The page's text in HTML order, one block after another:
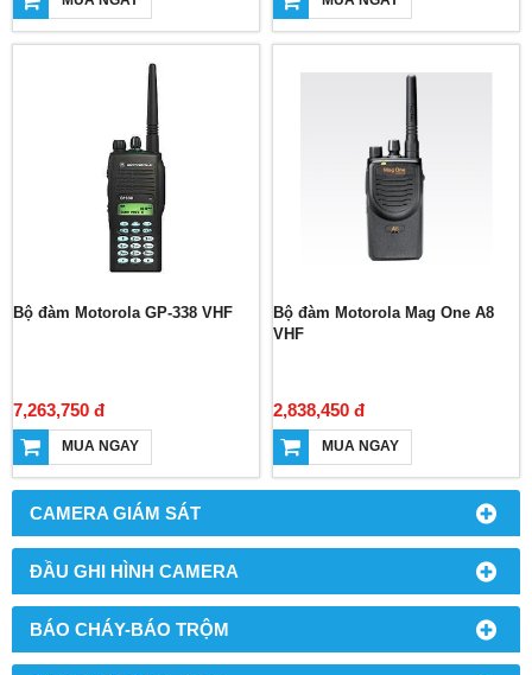
CAMERA GIÁM SÁT
ĐẦU GHI HÌNH CAMERA
BÁO CHÁY-BÁO TRỘM
Bộ đàm Motorola GP-338 VHF
7,263,750 đ
MUA NGAY
Bộ đàm Motorola Mag One A8
VHF
2,838,450 đ
MUA NGAY